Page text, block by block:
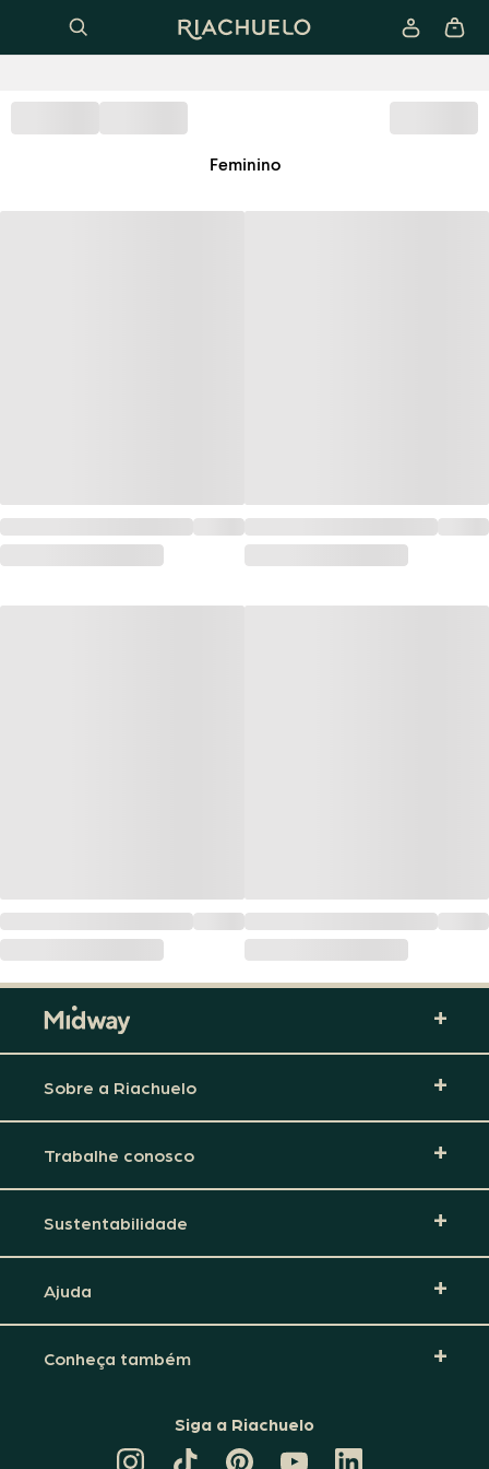
Feminino
Sobre a Riachuelo
Trabalhe conosco
Sustentabilidade
Ajuda
Conheça também
Siga a Riachuelo
CANAL